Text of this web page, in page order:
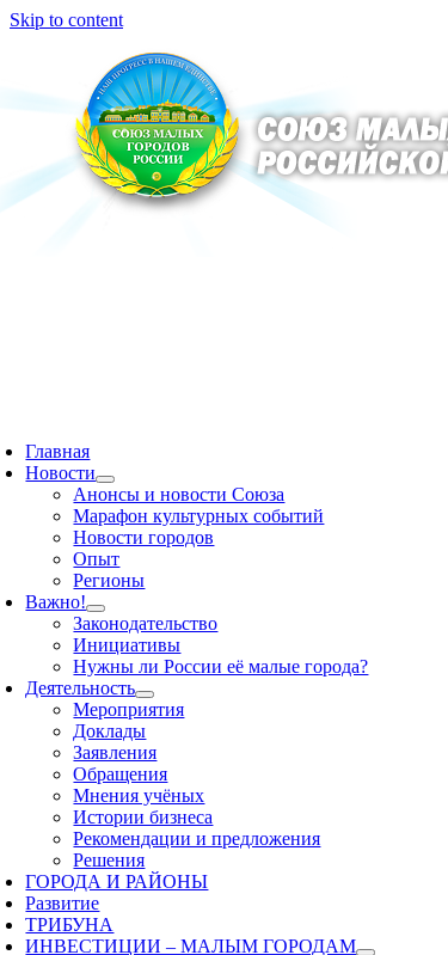
Skip to content
Главная
Новости
Анонсы и новости Союза
Марафон культурных событий
Новости городов
Опыт
Регионы
Важно!
Законодательство
Инициативы
Нужны ли России её малые города?
Деятельность
Мероприятия
Доклады
Заявления
Обращения
Мнения учёных
Истории бизнеса
Рекомендации и предложения
Решения
ГОРОДА И РАЙОНЫ
Развитие
ТРИБУНА
ИНВЕСТИЦИИ – МАЛЫМ ГОРОДАМ